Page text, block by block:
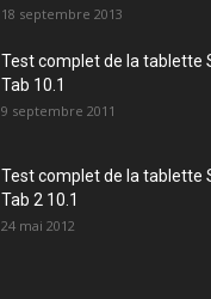
18 septembre 2013
Test complet de la tablette
Tab 10.1
9 septembre 2011
Test complet de la tablette
Tab 2 10.1
24 mai 2012